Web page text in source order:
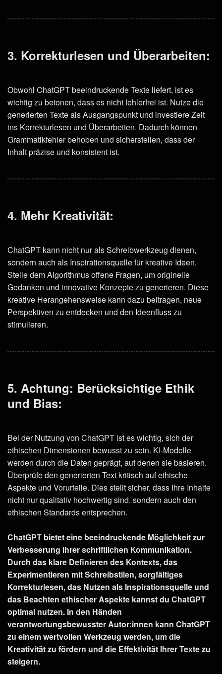
3. Korrekturlesen und Überarbeiten:
Obwohl ChatGPT beeindruckende Texte liefert, ist es
wichtig zu betonen, dass es nicht fehlerfrei ist. Nutze die
generierten Texte als Ausgangspunkt und investiere Zeit
ins Korrekturlesen und Überarbeiten. Dadurch können
Grammatikfehler behoben und sicherstellen, dass der
Inhalt präzise und konsistent ist.
4. Mehr Kreativität:
ChatGPT kann nicht nur als Schreibwerkzeug dienen,
sondern auch als Inspirationsquelle für kreative Ideen.
Stelle dem Algorithmus offene Fragen, um originelle
Gedanken und innovative Konzepte zu generieren. Diese
kreative Herangehensweise kann dazu beitragen, neue
Perspektiven zu entdecken und den Ideenfluss zu
stimulieren.
5. Achtung: Berücksichtige Ethik
und Bias:
Bei der Nutzung von ChatGPT ist es wichtig, sich der
ethischen Dimensionen bewusst zu sein. KI-Modelle
werden durch die Daten geprägt, auf denen sie basieren.
Überprüfe den generierten Text kritisch auf ethische
Aspekte und Vorurteile. Dies stellt sicher, dass Ihre Inhalte
nicht nur qualitativ hochwertig sind, sondern auch den
ethischen Standards entsprechen.
ChatGPT bietet eine beeindruckende Möglichkeit zur
Verbesserung Ihrer schriftlichen Kommunikation.
Durch das klare Definieren des Kontexts, das
Experimentieren mit Schreibstilen, sorgfältiges
Korrekturlesen, das Nutzen als Inspirationsquelle und
das Beachten ethischer Aspekte kannst du ChatGPT
optimal nutzen. In den Händen
verantwortungsbewusster Autor:innen kann ChatGPT
zu einem wertvollen Werkzeug werden, um die
Kreativität zu fördern und die Effektivität Ihrer Texte zu
steigern.